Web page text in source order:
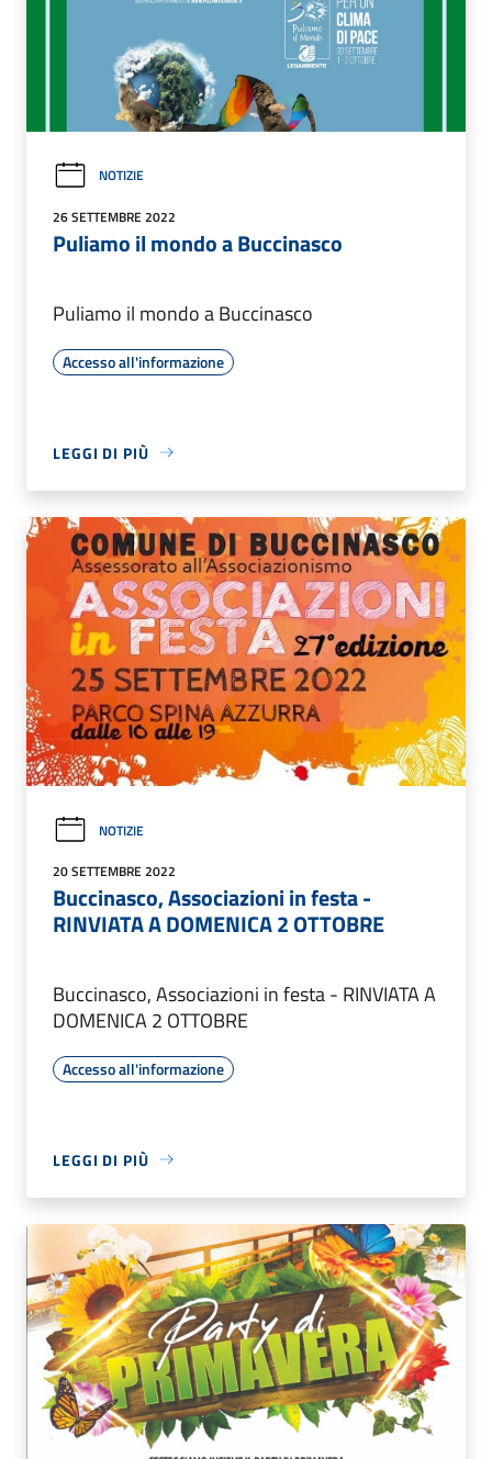
NOTIZIE
26 SETTEMBRE 2022
Puliamo il mondo a Buccinasco
Puliamo il mondo a Buccinasco
Accesso all'informazione
LEGGI DI PIÙ
NOTIZIE
20 SETTEMBRE 2022
Buccinasco, Associazioni in festa -
RINVIATA A DOMENICA 2 OTTOBRE
Buccinasco, Associazioni in festa - RINVIATA A
DOMENICA 2 OTTOBRE
Accesso all'informazione
LEGGI DI PIÙ